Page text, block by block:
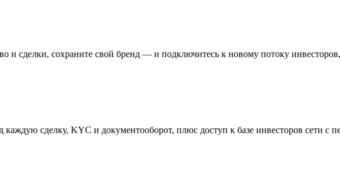
и сделки, сохраните свой бренд — и подключитесь к новому потоку
каждую сделку, KYC и документооборот, плюс доступ к базе инвесторов сети с